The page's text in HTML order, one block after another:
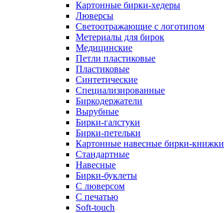
Картонные бирки-хедеры
Люверсы
Светоотражающие с логотипом
Метериалы для бирок
Медицинские
Петли пластиковые
Пластиковые
Синтетические
Специализированные
Биркодержатели
Вырубные
Бирки-галстуки
Бирки-петельки
Картонные навесные бирки-книжки
Стандартные
Навесные
Бирки-буклеты
С люверсом
С печатью
Soft-touch